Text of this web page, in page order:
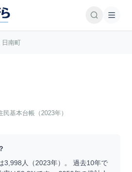
日南町
民基本台帳（2023年）
3,998 人（2023年）。 過去10年で